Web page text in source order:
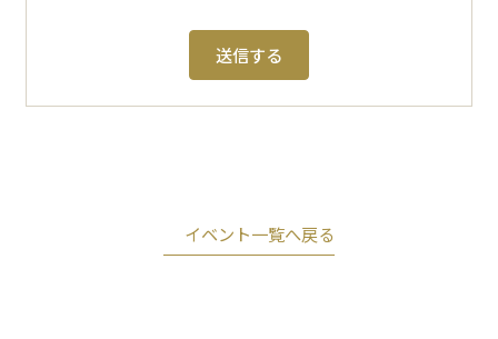
イベント一覧へ戻る